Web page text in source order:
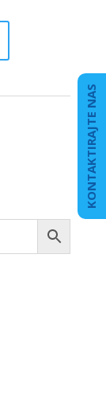
KONTAKTIRAJTE NAS